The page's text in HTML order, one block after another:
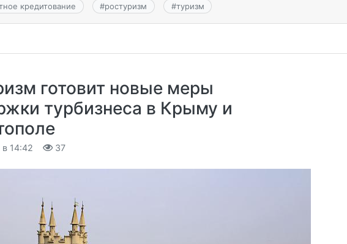
кредитование #ростуризм #туризм
готовит новые меры
турбизнеса в Крыму и
в 14:42 37